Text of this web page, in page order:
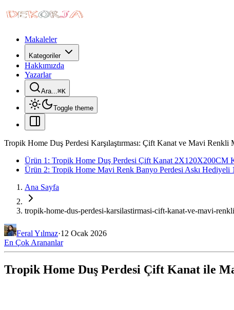
Makaleler
Kategoriler
Hakkımızda
Yazarlar
Ara...⌘K
Toggle theme
Tropik Home Duş Perdesi Karşılaştırması: Çift Kanat ve Mavi
Ürün 1: Tropik Home Duş Perdesi Çift Kanat 2X120X200CM
Ürün 2: Tropik Home Mavi Renk Banyo Perdesi Askı
Ana Sayfa
tropik-home-dus-perdesi-karsilastirmasi-cift-kanat-ve-mavi-
Feral Yılmaz·12 Ocak 2026
En Çok Arananlar
Tropik Home Duş Perdesi Çift Kanat ile